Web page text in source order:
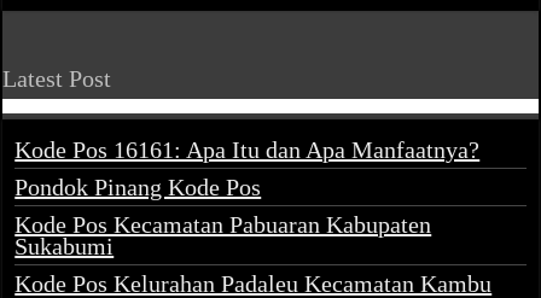
Latest Post
Kode Pos 16161: Apa Itu dan Apa Manfaatnya?
Pondok Pinang Kode Pos
Kode Pos Kecamatan Pabuaran Kabupaten
Sukabumi
Kode Pos Kelurahan Padaleu Kecamatan Kambu